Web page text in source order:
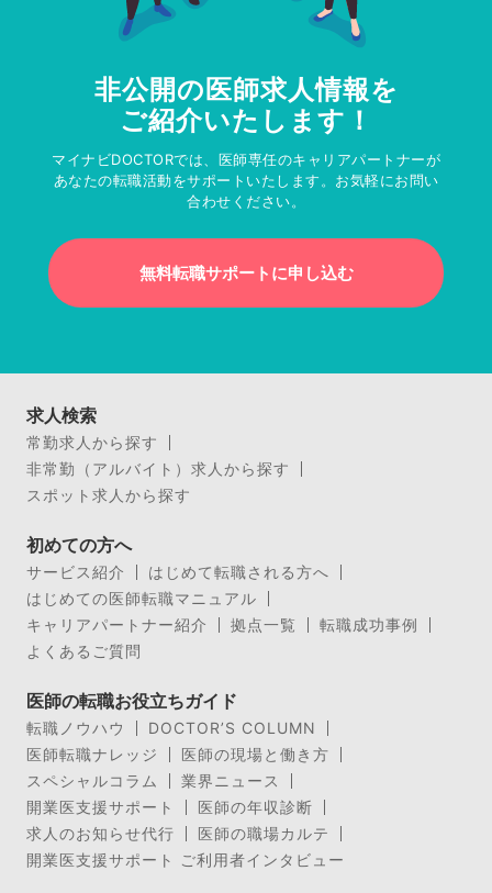
非公開の医師求人情報を
ご紹介いたします！
マイナビDOCTORでは、医師専任のキャリアパートナーが
あなたの転職活動をサポートいたします。お気軽にお問い
合わせください。
無料転職サポートに申し込む
求人検索
常勤求人から探す
非常勤（アルバイト）求人から探す
スポット求人から探す
初めての方へ
サービス紹介
はじめて転職される方へ
はじめての医師転職マニュアル
キャリアパートナー紹介
拠点一覧
転職成功事例
よくあるご質問
医師の転職お役立ちガイド
転職ノウハウ
DOCTOR’S COLUMN
医師転職ナレッジ
医師の現場と働き方
スペシャルコラム
業界ニュース
開業医支援サポート
医師の年収診断
求人のお知らせ代行
医師の職場カルテ
開業医支援サポート ご利用者インタビュー